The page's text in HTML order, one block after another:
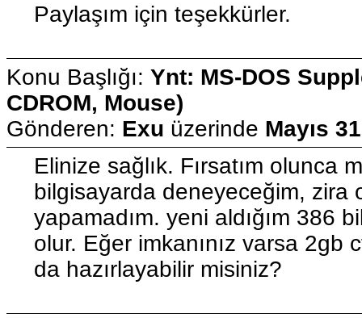
Paylaşım için teşekkürler.
Konu Başlığı: Ynt: MS-DOS
CDROM, Mouse)
Gönderen: Exu üzerinde Mayıs
Elinize sağlık. Fırsatım olunca
bilgisayarda deneyeceğim, zira
yapamadım. yeni aldığım 386
olur. Eğer imkanınız varsa
da hazırlayabilir misiniz?